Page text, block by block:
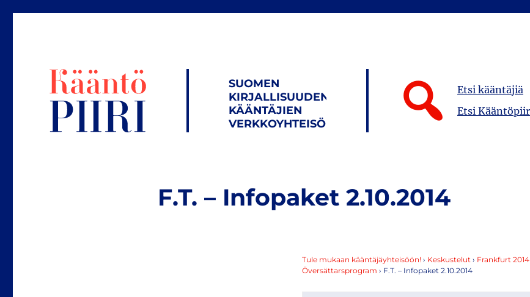
SUOMEN
KIRJALLISUUDEN
KÄÄNTÄJIEN
VERKKOYHTEISÖ
Etsi kääntäjiä
Etsi
F.T. – Infopaket 2.10.2014
Tule mukaan kääntäjäyhteisöön! › Keskustelut › Frankfurt
Översättarsprogram › F.T. – Infopaket 2.10.2014